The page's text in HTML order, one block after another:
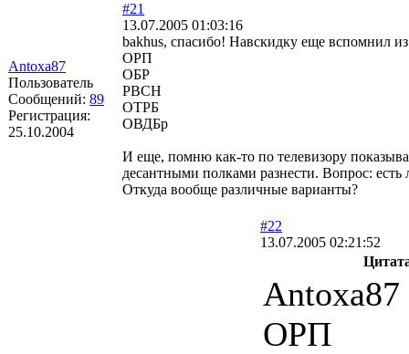
Antoxa87
Пользователь
Сообщений: 89
Регистрация:
25.10.2004
#21
13.07.2005 01:03:16
bakhus, спасибо! Навскидку еще вспомнил
ОРП
ОБР
РВСН
ОТРБ
ОВДБр
И еще, помню как-то по телевизору
десантными полками разнести. Вопрос:
Откуда вообще различные варианты?
#22
13.07.2005 02:21:52
ОРП